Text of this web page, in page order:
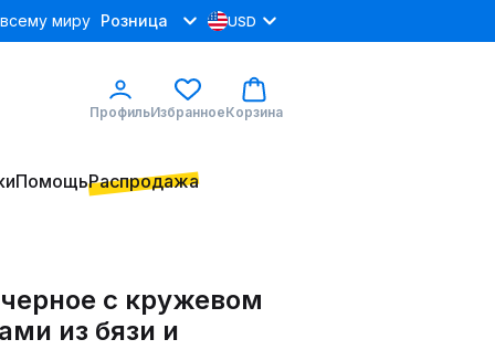
миру Розница USD
ПрофильИзбранноеКорзина
ПомощьРаспродажа
с кружевом
из бязи и